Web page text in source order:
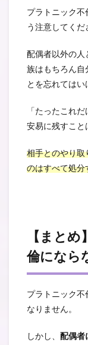
プラトニック不
う注意してくだ
配偶者以外の人
族はもちろん自
とを忘れてはい
「たったこれ
安易に残すこと
相手とのやり取
のはすべて処分
【まと
倫になら
プラトニック
なりません。
しかし、 配偶者